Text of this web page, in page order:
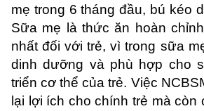
mẹ trong 6 tháng đầu, bú kéo
Sữa mẹ là thức ăn hoàn
nhất đối với trẻ, vì trong sữa
dinh dưỡng và phù hợp cho
triển cơ thể của trẻ. Việc
lại lợi ích cho chính trẻ mà còn